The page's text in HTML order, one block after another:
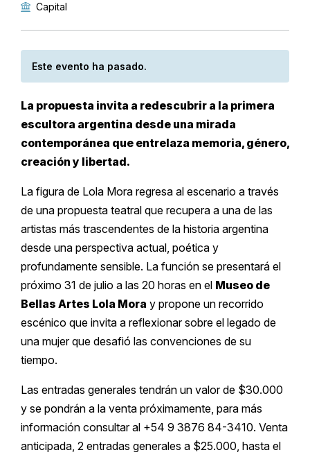
Capital
Este evento ha pasado.
La propuesta invita a redescubrir a la primera
escultora argentina desde una mirada
contemporánea que entrelaza memoria, género,
creación y libertad.
La figura de Lola Mora regresa al escenario a través
de una propuesta teatral que recupera a una de las
artistas más trascendentes de la historia argentina
desde una perspectiva actual, poética y
profundamente sensible. La función se presentará el
próximo 31 de julio a las 20 horas en el Museo de
Bellas Artes Lola Mora y propone un recorrido
escénico que invita a reflexionar sobre el legado de
una mujer que desafió las convenciones de su
tiempo.
Las entradas generales tendrán un valor de $30.000
y se pondrán a la venta próximamente, para más
información consultar al +54 9 3876 84-3410. Venta
anticipada, 2 entradas generales a $25.000, hasta el